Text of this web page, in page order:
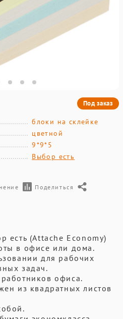
Под заказ
блоки на склейке
цветной
9*9*5
Выбор есть
Поделиться
есть (Attache Economy)
в офисе или дома.
для рабочих
задач.
офиса.
из квадратных листов